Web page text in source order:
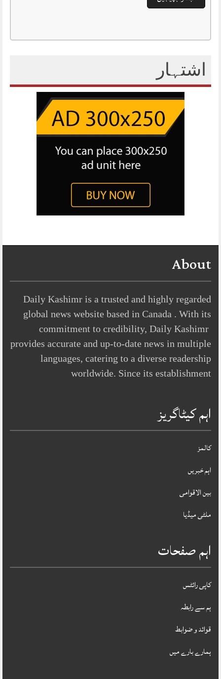
اشتہار
About
Daily Kashimr is a trusted and highly regarded
global news website based in Canada . With its
commitment to credibility, Daily Kashimr
provides accurate and up-to-date news in multiple
languages, catering to a diverse readership
worldwide. Since its establishment
اہم کیٹاگریز
کالمز
اہم خبریں
بین الاقوامی
ملٹی میڈیا
اہم صفحات
کاپی رائٹس
ہم سے رابطہ
قوائد و ضوابط
ہمارے بارے میں